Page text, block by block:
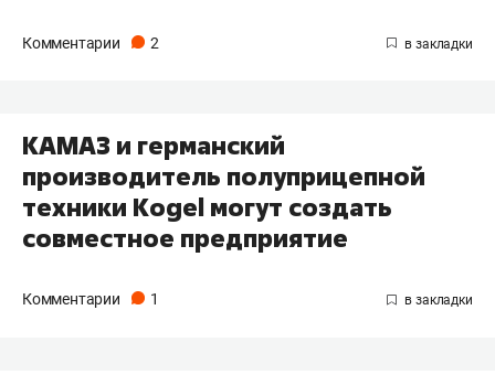
Комментарии 2
КАМАЗ и германский
производитель полуприцепной
техники Kogel могут создать
совместное предприятие
Комментарии 1